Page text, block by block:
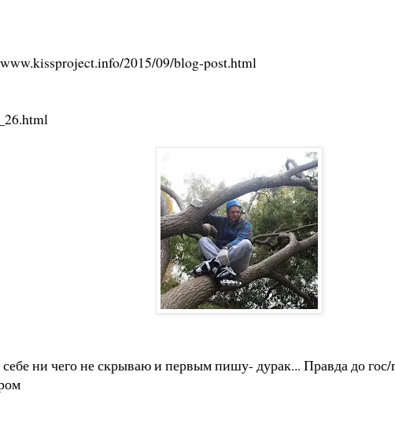
2015/09/blog-post.html
себе ни чего не скрываю и первым пишу- дурак... Правда до